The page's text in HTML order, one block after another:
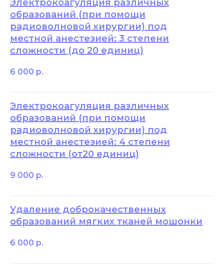
Электрокоагуляция различных
образований (при помощи
радиоволновой хирургии) под
местной анестезией: 3 степени
сложности (до 20 единиц)
6 000 р.
Электрокоагуляция различных
образований (при помощи
радиоволновой хирургии) под
местной анестезией: 4 степени
сложности (от20 единиц)
9 000 р.
Удаление доброкачественных
образований мягких тканей мошонки
6 000 р.